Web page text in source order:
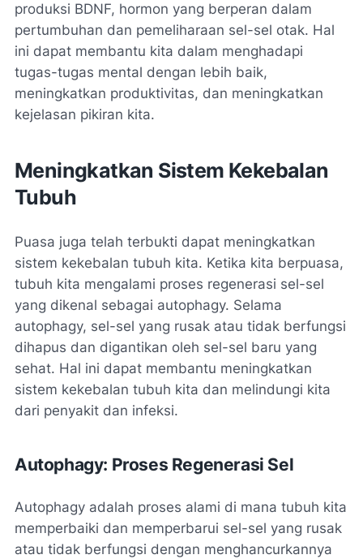
produksi BDNF, hormon yang berperan dalam
pertumbuhan dan pemeliharaan sel-sel otak. Hal
ini dapat membantu kita dalam menghadapi
tugas-tugas mental dengan lebih baik,
meningkatkan produktivitas, dan meningkatkan
kejelasan pikiran kita.
Meningkatkan Sistem Kekebalan
Tubuh
Puasa juga telah terbukti dapat meningkatkan
sistem kekebalan tubuh kita. Ketika kita berpuasa,
tubuh kita mengalami proses regenerasi sel-sel
yang dikenal sebagai autophagy. Selama
autophagy, sel-sel yang rusak atau tidak berfungsi
dihapus dan digantikan oleh sel-sel baru yang
sehat. Hal ini dapat membantu meningkatkan
sistem kekebalan tubuh kita dan melindungi kita
dari penyakit dan infeksi.
Autophagy: Proses Regenerasi Sel
Autophagy adalah proses alami di mana tubuh kita
memperbaiki dan memperbarui sel-sel yang rusak
atau tidak berfungsi dengan menghancurkannya